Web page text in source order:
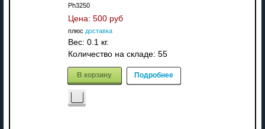
Ph3250
Цена: 500 руб
плюс доставка
Вес: 0.1 кг.
Количество на складе: 55
В корзину Подробнее